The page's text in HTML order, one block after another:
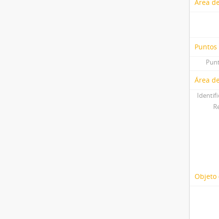
Área
Puntos
Área
Objeto